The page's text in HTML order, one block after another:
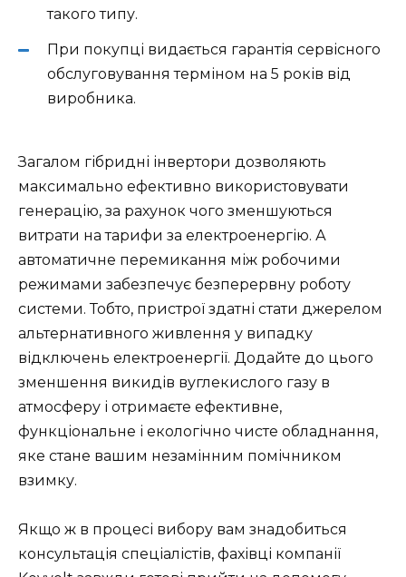
такого типу.
При покупці видається гарантія сервісного
обслуговування терміном на 5 років від
виробника.
Загалом гібридні інвертори дозволяють
максимально ефективно використовувати
генерацію, за рахунок чого зменшуються
витрати на тарифи за електроенергію. А
автоматичне перемикання між робочими
режимами забезпечує безперервну роботу
системи. Тобто, пристрої здатні стати джерелом
альтернативного живлення у випадку
відключень електроенергії. Додайте до цього
зменшення викидів вуглекислого газу в
атмосферу і отримаєте ефективне,
функціональне і екологічно чисте обладнання,
яке стане вашим незамінним помічником
взимку.
Якщо ж в процесі вибору вам знадобиться
консультація спеціалістів, фахівці компанії